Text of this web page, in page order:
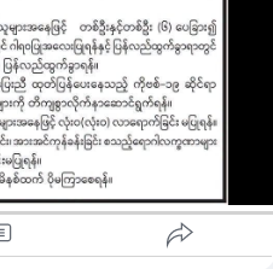
ကိုယ်အပူချိန်တိုင်းတာခြင်း
ား ပြုလုပ်မည်ဖြစ်ပြီး အမည်၊
ပ်လိပ်စာနှင့် တယ်လီဖုန်းနံပါတ်
းရမည်ဖြစ်ကြောင်း ထုတ်ပြန်
သက်ကြီးရွယ်အိုများနှင့်
ာရောက်ခြင်းမပြုရန်
ပြုချိန်ကို (၁၀) မိနစ်ထက် မပို
န၏ ကိုဗစ်-၁၉ ဆိုင်ရာ လမ်းညွှန်
ာင်ရွက်ကြရန်လည်း တိုက်တွန်း